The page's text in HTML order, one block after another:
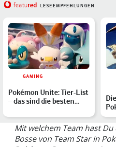
featured LESEEMPFEHLUNGEN
GAMING
Pokémon Unite: Tier-List
– das sind die besten
Mit welchem Team hast
Bosse von Team Star in